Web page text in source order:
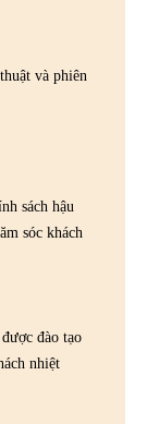
và phiên
sách hậu
sóc khách
đào tạo
nhiệt